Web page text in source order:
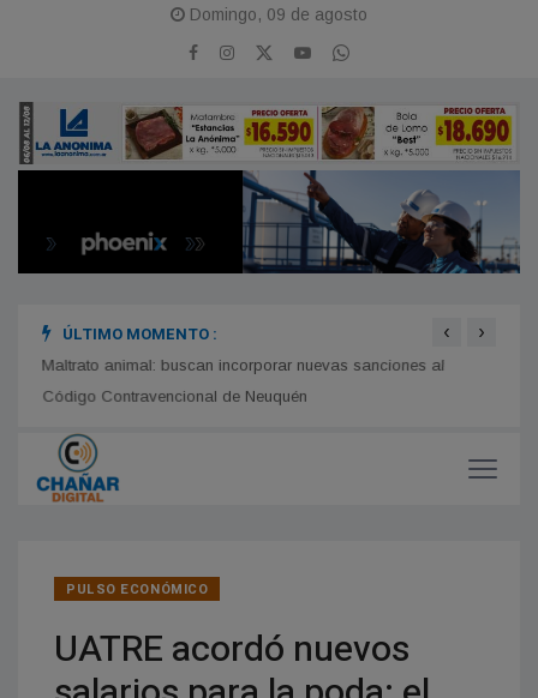
Domingo, 09 de agosto
ÚLTIMO MOMENTO :
Maltrato animal: buscan incorporar nuevas sanciones al
Código Contravencional de Neuquén
‹ ›
PULSO ECONÓMICO
UATRE acordó nuevos